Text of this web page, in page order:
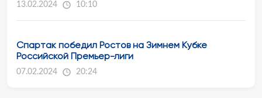
13.02.2024 10:10
Спартак победил Ростов на Зимнем Кубке
Российской Премьер-лиги
07.02.2024 20:24